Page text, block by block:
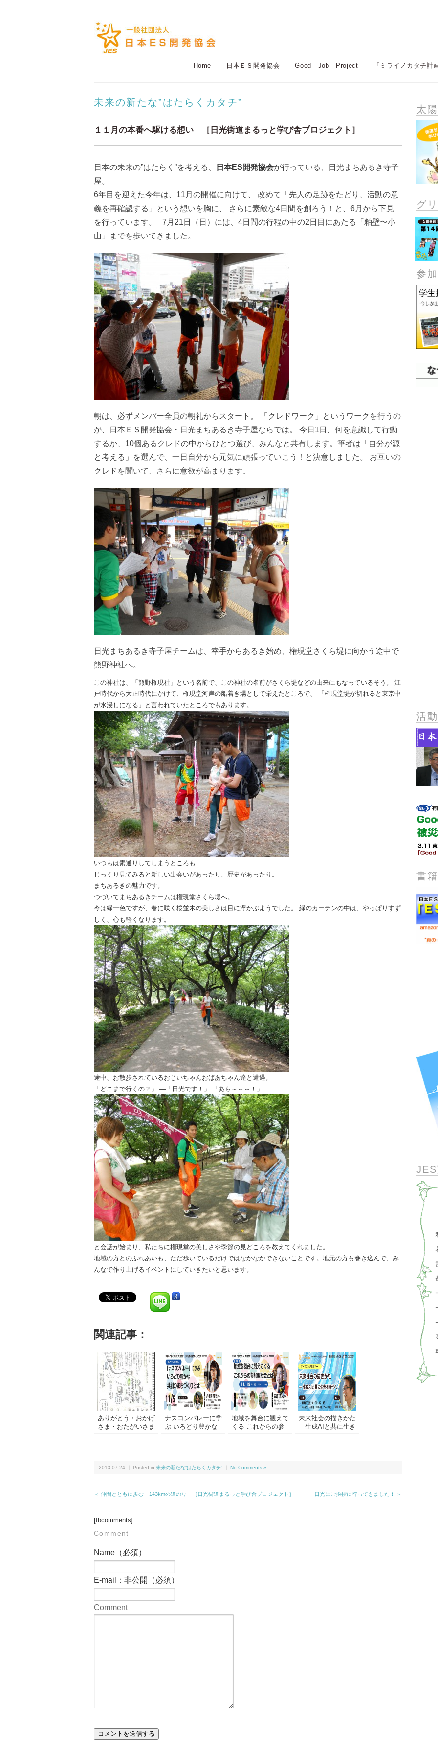
Home 日本ＥＳ開発協会 Good Job Project 「ミライノカタチ計
未来の新たな”はたらくカタチ”
１１月の本番へ駆ける想い ［日光街道まるっと学び舎プロジェクト］
日本の未来の”はたらく”を考える、 日本ES開発協会が行っている、日光まちあるき寺子
屋。
6年目を迎えた今年は、11月の開催に向けて、 改めて「先人の足跡をたどり、活動の意
義を再確認する」という想いを胸に、 さらに素敵な4日間を創ろう！と、6月から下見
を行っています。 7月21日（日）には、4日間の行程の中の2日目にあたる「粕壁〜小
山」までを歩いてきました。
朝は、必ずメンバー全員の朝礼からスタート。 「クレドワーク」というワークを行うの
が、日本ＥＳ開発協会・日光まちあるき寺子屋ならでは。 今日1日、何を意識して行動
するか、10個あるクレドの中からひとつ選び、みんなと共有します。筆者は「自分が源
と考える」を選んで、一日自分から元気に頑張っていこう！と決意しました。 お互いの
クレドを聞いて、さらに意欲が高まります。
日光まちあるき寺子屋チームは、幸手からあるき始め、権現堂さくら堤に向かう途中で
熊野神社へ。
この神社は、「熊野権現社」という名前で、この神社の名前がさくら堤などの由来にもなっているそう。 江
戸時代から大正時代にかけて、権現堂河岸の船着き場として栄えた ところで、 「権現堂堤が切れると東京中
が水浸しになる」 と言われていたところでもあります。
いつもは素通りしてしまうところも、
じっくり見てみると 新しい出会いがあったり、歴史があったり。
まちあるきの魅力です。
つづいてまちあるきチームは権現堂さくら堤へ。
今は緑一色ですが、春に咲く桜並木の美しさは目に浮かぶようでした。 緑のカーテンの中は、やっぱりすず
しく、心も軽くなります。
途中、お散歩されているおじいちゃんおばあちゃん達と遭遇。
「どこまで行くの？」 ―「日光です！」 「あら～～～！」
と会話が始まり、私たちに権現堂の美しさや季節の見どこ ろを教えてくれました。
地域の方とのふれあいも、ただ歩いているだけではなかなかできないことです。地元の方も巻き込んで、み
んなで作り上げるイベントにしていきたいと思います。
関連記事：
ありがとう・おかげ
さま・おたがいさま
ナスコンバレーに学
ぶ いろどり豊かな
地域を舞台に観えて
くる これからの参
未来社会の描きかた
—生成AIと共に生き
2013-07-24 ｜ Posted in 未来の新たな”はたらくカタチ” No Comments »
＜ 仲間とともに歩む 143kmの道のり ［日光街道まるっと学び舎プロジェクト］ 日光にご挨拶に行ってきました！ ＞
[fbcomments]
Comment
Name（必須）
E-mail：非公開（必須）
Comment
太
グ
参
活
書